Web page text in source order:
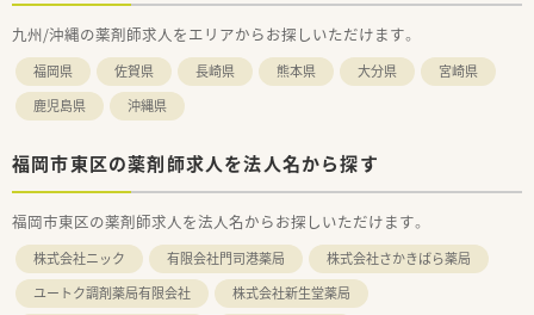
九州/沖縄の薬剤師求人をエリアからお探しいただけます。
福岡県 佐賀県 長崎県 熊本県 大分県
宮崎県
鹿児島県
沖縄県
福岡市東区の薬剤師求人を法人名から探す
福岡市東区の薬剤師求人を法人名からお探しいただけます。
株式会社ニック 有限会社門司港薬局
株式会社さかきばら薬局
ユートク調剤薬局有限会社
株式会社新生堂薬局